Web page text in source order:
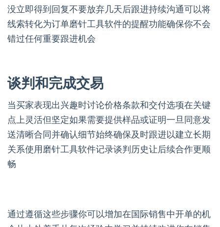
没立即得到回复不要放弃几天后跟进持续沟通可以将
线索转化为订单磨针工具软件的提醒功能确保你不会
错过任何重要跟进机会
谈判和完成交易
当买家表现出兴趣时讨论价格条款和交付选项在关键
点上灵活但坚定如果需要提供样品或证明一旦同意发
送清晰合同并确认细节始终确保及时跟进以建立长期
关系使用磨针工具软件记录谈判历史让后续合作更顺
畅
通过遵循这些步骤你可以增加在国际销售中开单的机